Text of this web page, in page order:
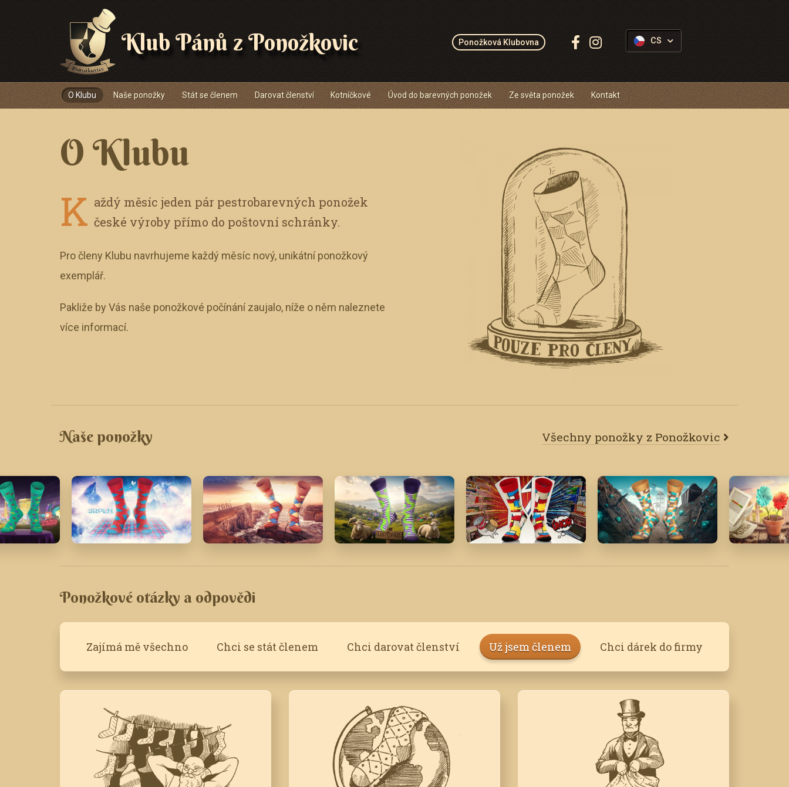
Klub Pánů z Ponožkovic Ponožková Klubovna
Sledujte
CS
Navigace
O Klubu Naše ponožky Stát se členem Darovat členství Kotníčkové Úvod do barevných ponožek Ze světa ponožek Kontakt
O Klubu
K aždý měsíc jeden pár pestrobarevných ponožek
české výroby přímo do poštovní schránky.
Pro členy Klubu navrhujeme každý měsíc nový, unikátní ponožkový
exemplář.
Pakliže by Vás naše ponožkové počínání zaujalo, níže o něm naleznete
více informací.
Naše ponožky Všechny ponožky z Ponožkovic
Ponožkové otázky a odpovědi
Zajímá mě všechno Chci se stát členem Chci darovat členství Už jsem členem Chci dárek do firmy